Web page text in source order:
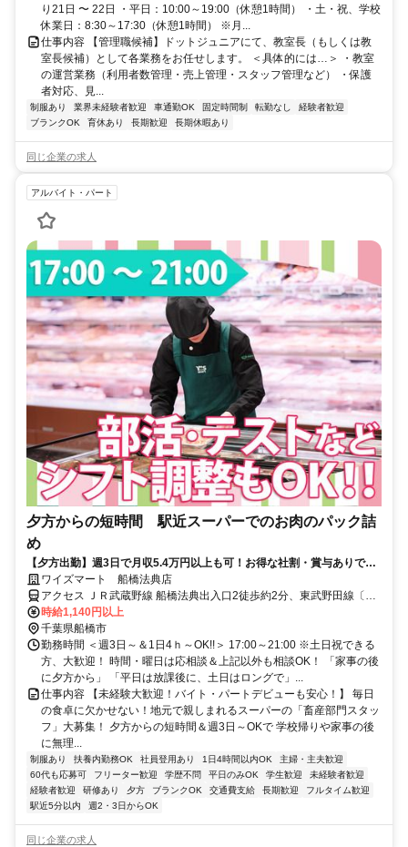
り21日 〜 22日 ・平日：10:00～19:00（休憩1時間） ・土・祝、学校
休業日：8:30～17:30（休憩1時間） ※月...
仕事内容 【管理職候補】ドットジュニアにて、教室長（もしくは教
室長候補）として各業務をお任せします。 ＜具体的には…＞ ・教室
の運営業務（利用者数管理・売上管理・スタッフ管理など） ・保護
者対応、見...
制服あり 業界未経験者歓迎 車通勤OK 固定時間制 転勤なし
経験者歓迎
ブランクOK
育休あり 長期歓迎 長期休暇あり
同じ企業の求人
アルバイト・パート
夕方からの短時間 駅近スーパーでのお肉のパック詰
め
【夕方出勤】週3日で月収5.4万円以上も可！お得な社割・賞与ありで家
計も大助かり♪
ワイズマート 船橋法典店
アクセス ＪＲ武蔵野線 船橋法典出入口2徒歩約2分、東武野田線〔ア
ーバンパークライン〕 塚田西口徒歩約24分、京成本線 京成西船徒歩
約32分 武蔵野線「船橋法典駅」より徒歩2分
時給1,140円以上
千葉県船橋市
勤務時間 ＜週3日～＆1日4ｈ～OK!!＞ 17:00～21:00 ※土日祝できる
方、大歓迎！ 時間・曜日は応相談＆上記以外も相談OK！ 「家事の後
に夕方から」 「平日は放課後に、土日はロングで」...
仕事内容 【未経験大歓迎！バイト・パートデビューも安心！】 毎日
の食卓に欠かせない！地元で親しまれるスーパーの「畜産部門スタッ
フ」大募集！ 夕方からの短時間＆週3日～OKで 学校帰りや家事の後
に無理...
制服あり 扶養内勤務OK 社員登用あり 1日4時間以内OK
主婦・主夫歓迎
60代も応募可
フリーター歓迎 学歴不問 平日のみOK 学生歓迎
未経験者歓迎
経験者歓迎
研修あり 夕方 ブランクOK 交通費支給 長期歓迎
フルタイム歓迎
駅近5分以内
週2・3日からOK
同じ企業の求人